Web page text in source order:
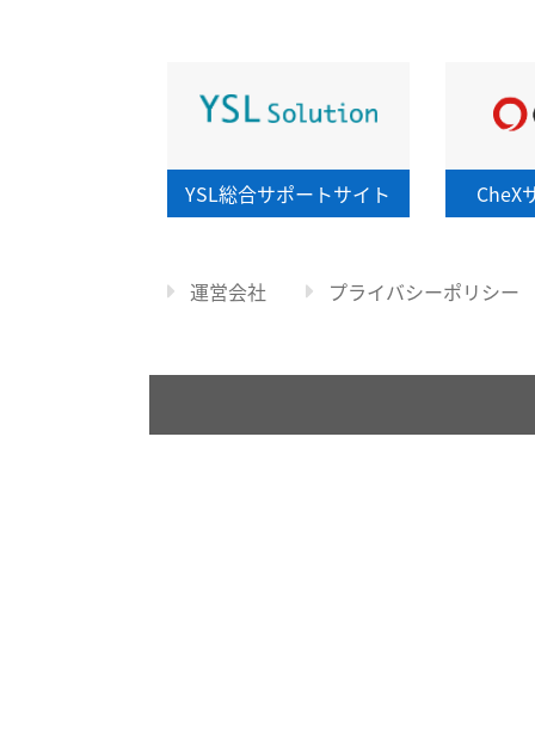
YSL総合サポートサイト CheX
運営会社 プライバシーポリシー